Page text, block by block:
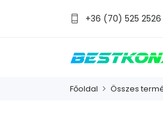
+36 (70) 525 2526
Főoldal Összes